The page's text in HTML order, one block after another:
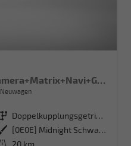
ST 204PS 4Drive AHK+Mamera+Matrix+Navi+GV4+Kessy+Parklenk+Alarm
Neuwagen
Getriebe
Doppelkupplungsgetriebe (DSG)
Außenfarbe
[0E0E] Midnight Schwarz Metallic